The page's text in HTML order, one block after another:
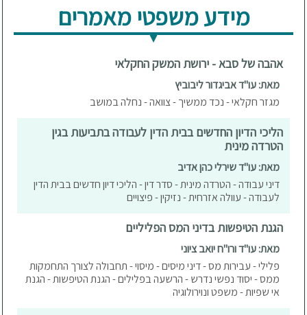
מידע משפטי מאמרים
אהבה של סבא - ירושת המשק החקלאי
מאת: עו"ד אביגדור ליבוביץ
מגזר חקלאי - נכד ממשיך - צוואה - נחלה במושב
הליכי הדיון החדשים בבית הדין לעבודה בתביעות בגין
הטרדה מינית
מאת: עו"ד שירלי כהן אדיב
דיני עבודה - הטרדה מינית - סדר דין - הליכי דיון חדשים בבית הדין
לעבודה - עוולה אזרחית - נזיקין - פיצויים
הגנת הטיפשות בדיני המס הפליליים
מאת: עו"ד ורו"ח יואב ציוני
פלילי - עבירות מס - דיני מיסים - מיסוי - תחבולה לצורך התחמקות
ממס - יסוד נפשי נדרש - הרשעה בפלילים - הגנת הטיפשות - הגנת
אי שפיות - משפט ונוירולוגיה